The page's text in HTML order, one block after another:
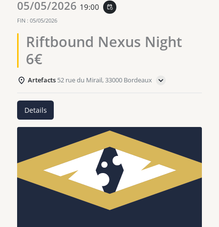
05/05/2026 19:00 event_repeat
FIN : 05/05/2026
Riftbound Nexus Night
6€
Artefacts 52 rue du Mirail, 33000 Bordeaux
Details